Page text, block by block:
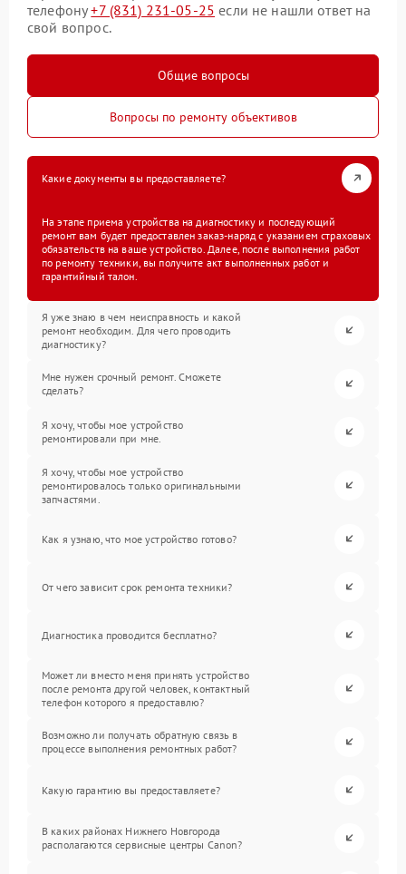
телефону+7 (831) 231-05-25 если не нашли ответ на
свой вопрос.
Общие вопросы
Вопросы по ремонту объективов
Какие документы вы предоставляете?
На этапе приема устройства на диагностику и последующий
ремонт вам будет предоставлен заказ-наряд с указанием страховых
обязательств на ваше устройство. Далее, после выполнения работ
по ремонту техники, вы получите акт выполненных работ и
гарантийный талон.
Я уже знаю в чем неисправность и какой
ремонт необходим. Для чего проводить
диагностику?
Мне нужен срочный ремонт. Сможете
сделать?
Я хочу, чтобы мое устройство
ремонтировали при мне.
Я хочу, чтобы мое устройство
ремонтировалось только оригинальными
запчастями.
Как я узнаю, что мое устройство готово?
От чего зависит срок ремонта техники?
Диагностика проводится бесплатно?
Может ли вместо меня принять устройство
после ремонта другой человек, контактный
телефон которого я предоставлю?
Возможно ли получать обратную связь в
процессе выполнения ремонтных работ?
Какую гарантию вы предоставляете?
В каких районах Нижнего Новгорода
располагаются сервисные центры Canon?